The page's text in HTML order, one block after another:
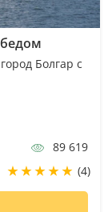
Болгар с
89 619
(4)